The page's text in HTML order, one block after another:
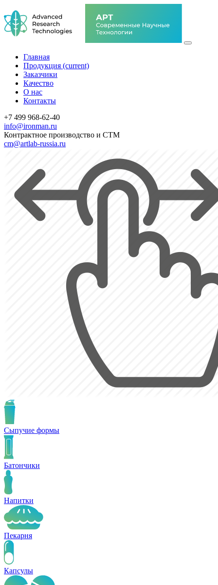
Главная
Продукция (current)
Заказчики
Качество
О нас
Контакты
+7 499 968-62-40
info@ironman.ru
Контрактное производство и СТМ
cm@artlab-russia.ru
Сыпучие формы
Батончики
Напитки
Пекарня
Капсулы